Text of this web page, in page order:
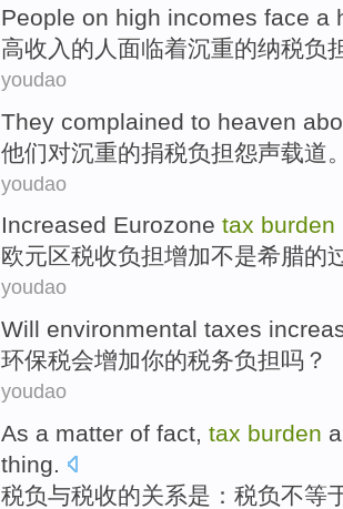
People on high incomes face a
高收入 的 人 面临着沉重的纳税负
youdao
They complained to heaven
他们对沉重的捐税负担怨声载道
youdao
Increased Eurozone tax burden
欧元区税收负担增加不是希腊的
youdao
Will environmental taxes
环保税会增加你的税务负担吗？
youdao
As a matter of fact, tax burden
thing.
税负与税收的关系是 ： 税负不等